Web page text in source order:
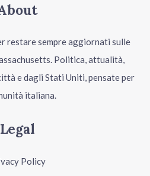
restare sempre aggiornati sulle
Politica, attualità,
e dagli Stati Uniti, pensate per
italiana.
Legal
Policy